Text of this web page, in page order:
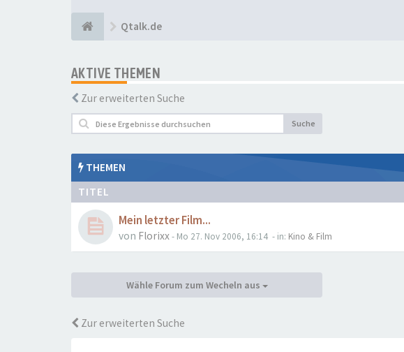
Qtalk.de
AKTIVE THEMEN
Zur erweiterten Suche
Suche
THEMEN
TITEL
Mein letzter Film...
von Florixx- Mo 27. Nov 2006, 16:14 - in: Kino & Film
Wähle Forum zum Wecheln aus
Zur erweiterten Suche